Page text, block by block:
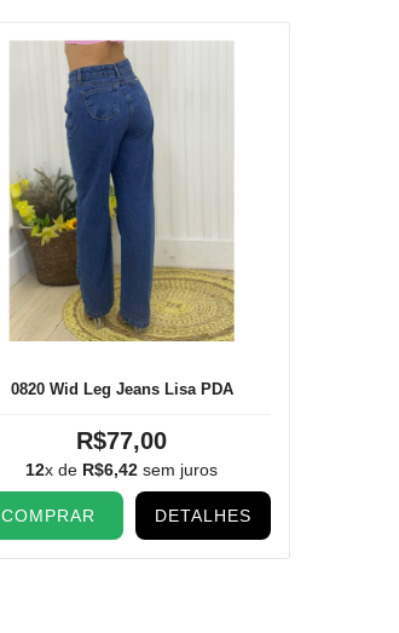
0820 Wid Leg Jeans Lisa PDA
R$77,00
12x de R$6,42 sem juros
COMPRAR DETALHES